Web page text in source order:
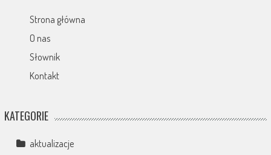
Strona główna
O nas
Słownik
Kontakt
KATEGORIE
aktualizacje